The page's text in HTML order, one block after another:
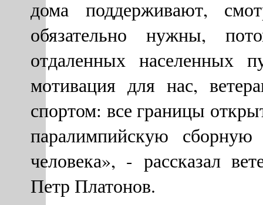
дома поддерживают,
обязательно нужны,
отдаленных населенных
мотивация для нас,
спортом: все границы
паралимпийскую
человека», - рассказал
Петр Платонов.